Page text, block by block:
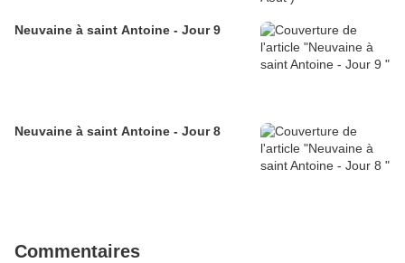
Neuvaine à saint Antoine - Jour 9
Neuvaine à saint Antoine - Jour 8
Commentaires